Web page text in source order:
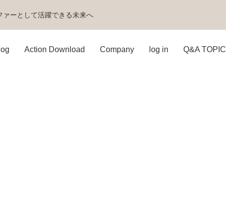
ーとして活躍できる未来へ
Action Download Company log in Q&A TOPIC